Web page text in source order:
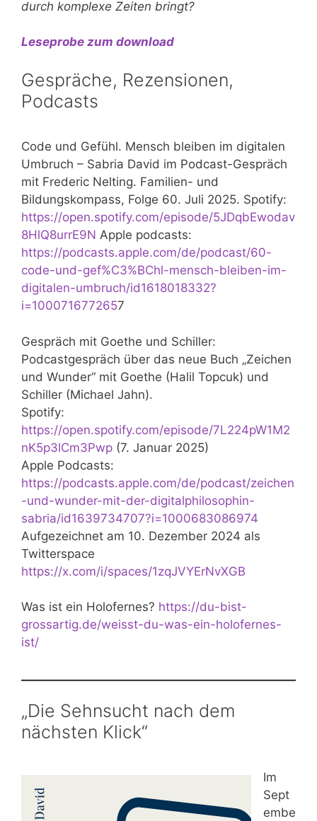
durch komplexe Zeiten bringt?
Leseprobe zum download
Gespräche, Rezensionen,
Podcasts
Code und Gefühl. Mensch bleiben im digitalen
Umbruch – Sabria David im Podcast-Gespräch
mit Frederic Nelting. Familien- und
Bildungskompass, Folge 60. Juli 2025. Spotify:
https://open.spotify.com/episode/5JDqbEwodav
8HlQ8urrE9N Apple podcasts:
https://podcasts.apple.com/de/podcast/60-
code-und-gef%C3%BChl-mensch-bleiben-im-
digitalen-umbruch/id1618018332?
i=1000716772657
Gespräch mit Goethe und Schiller:
Podcastgespräch über das neue Buch „Zeichen
und Wunder“ mit Goethe (Halil Topcuk) und
Schiller (Michael Jahn).
Spotify:
https://open.spotify.com/episode/7L224pW1M2
nK5p3lCm3Pwp (7. Januar 2025)
Apple Podcasts:
https://podcasts.apple.com/de/podcast/zeichen
-und-wunder-mit-der-digitalphilosophin-
sabria/id1639734707?i=1000683086974
Aufgezeichnet am 10. Dezember 2024 als
Twitterspace
https://x.com/i/spaces/1zqJVYErNvXGB
Was ist ein Holofernes? https://du-bist-
grossartig.de/weisst-du-was-ein-holofernes-
ist/
„Die Sehnsucht nach dem
nächsten Klick“
Im
Sept
embe